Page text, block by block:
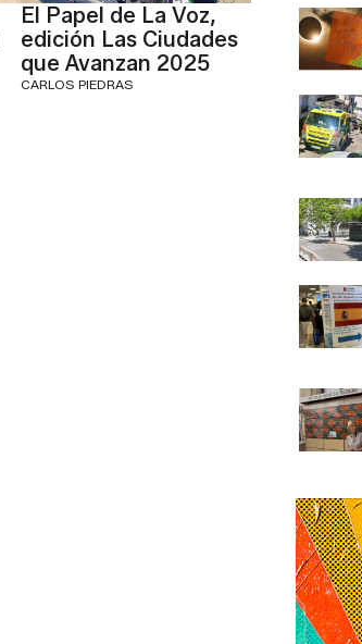
El Papel de La Voz,
edición Las Ciudades
que Avanzan 2025
CARLOS PIEDRAS